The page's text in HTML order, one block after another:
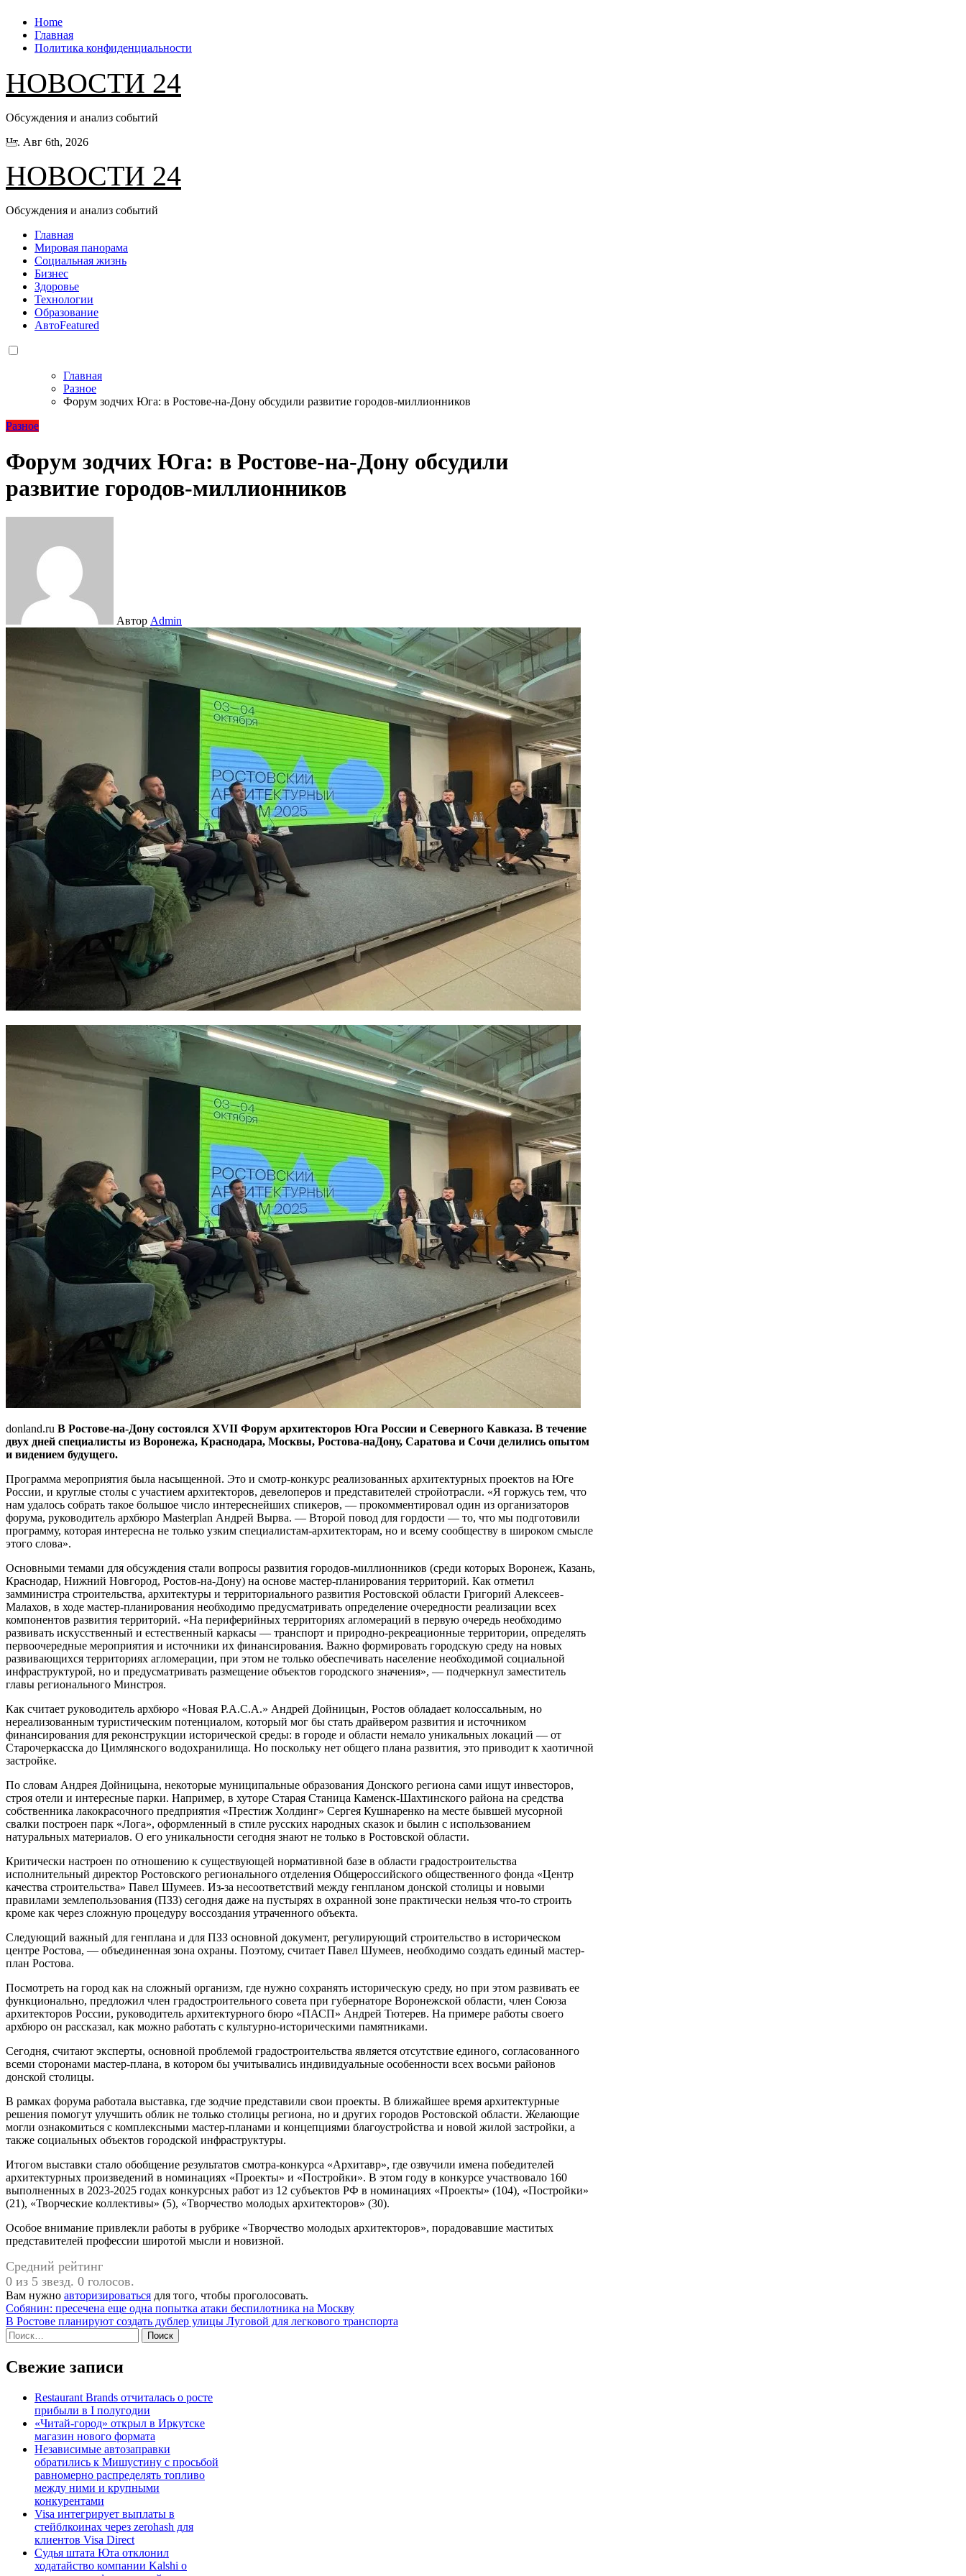
Перейти
содержанию
Home
Главная
Политика конфиденциальности
НОВОСТИ 24
Обсуждения и анализ событий
Чт. Авг 6th, 2026
НОВОСТИ 24
Обсуждения и анализ событий
Главная
Мировая панорама
Социальная жизнь
Бизнес
Здоровье
Технологии
Образование
АвтоFeatured
Главная
Разное
Форум зодчих Юга: в Ростове-на-Дону обсудили развитие городов-миллионников
Разное
Форум зодчих Юга: в Ростове-на-Дону обсудили
развитие городов-миллионников
Автор Admin
donland.ru В Ростове-на-Дону состоялся XVII Форум архитекторов Юга России и Северного Кавказа. В течение
двух дней специалисты из Воронежа, Краснодара, Москвы, Ростова-наДону, Саратова и Сочи делились опытом
и видением будущего.
Программа мероприятия была насыщенной. Это и смотр-конкурс реализованных архитектурных проектов на Юге
России, и круглые столы с участием архитекторов, девелоперов и представителей стройотрасли. «Я горжусь тем, что
нам удалось собрать такое большое число интереснейших спикеров, — прокомментировал один из организаторов
форума, руководитель архбюро Masterplan Андрей Вырва. — Второй повод для гордости — то, что мы подготовили
программу, которая интересна не только узким специалистам-архитекторам, но и всему сообществу в широком смысле
этого слова».
Основными темами для обсуждения стали вопросы развития городов-миллионников (среди которых Воронеж, Казань,
Краснодар, Нижний Новгород, Ростов-на-Дону) на основе мастер-планирования территорий. Как отметил
замминистра строительства, архитектуры и территориального развития Ростовской области Григорий Алексеев-
Малахов, в ходе мастер-планирования необходимо предусматривать определение очередности реализации всех
компонентов развития территорий. «На периферийных территориях агломераций в первую очередь необходимо
развивать искусственный и естественный каркасы — транспорт и природно-рекреационные территории, определять
первоочередные мероприятия и источники их финансирования. Важно формировать городскую среду на новых
развивающихся территориях агломерации, при этом не только обеспечивать население необходимой социальной
инфраструктурой, но и предусматривать размещение объектов городского значения», — подчеркнул заместитель
главы регионального Минстроя.
Как считает руководитель архбюро «Новая Р.А.С.А.» Андрей Дойницын, Ростов обладает колоссальным, но
нереализованным туристическим потенциалом, который мог бы стать драйвером развития и источником
финансирования для реконструкции исторической среды: в городе и области немало уникальных локаций — от
Старочеркасска до Цимлянского водохранилища. Но поскольку нет общего плана развития, это приводит к хаотичной
застройке.
По словам Андрея Дойницына, некоторые муниципальные образования Донского региона сами ищут инвесторов,
строя отели и интересные парки. Например, в хуторе Старая Станица Каменск-Шахтинского района на средства
собственника лакокрасочного предприятия «Престиж Холдинг» Сергея Кушнаренко на месте бывшей мусорной
свалки построен парк «Лога», оформленный в стиле русских народных сказок и былин с использованием
натуральных материалов. О его уникальности сегодня знают не только в Ростовской области.
Критически настроен по отношению к существующей нормативной базе в области градостроительства
исполнительный директор Ростовского регионального отделения Общероссийского общественного фонда «Центр
качества строительства» Павел Шумеев. Из-за несоответствий между генпланом донской столицы и новыми
правилами землепользования (ПЗЗ) сегодня даже на пустырях в охранной зоне практически нельзя что-то строить
кроме как через сложную процедуру воссоздания утраченного объекта.
Следующий важный для генплана и для ПЗЗ основной документ, регулирующий строительство в историческом
центре Ростова, — объединенная зона охраны. Поэтому, считает Павел Шумеев, необходимо создать единый мастер-
план Ростова.
Посмотреть на город как на сложный организм, где нужно сохранять историческую среду, но при этом развивать ее
функционально, предложил член градостроительного совета при губернаторе Воронежской области, член Союза
архитекторов России, руководитель архитектурного бюро «ПАСП» Андрей Тютерев. На примере работы своего
архбюро он рассказал, как можно работать с культурно-историческими памятниками.
Сегодня, считают эксперты, основной проблемой градостроительства является отсутствие единого, согласованного
всеми сторонами мастер-плана, в котором бы учитывались индивидуальные особенности всех восьми районов
донской столицы.
В рамках форума работала выставка, где зодчие представили свои проекты. В ближайшее время архитектурные
решения помогут улучшить облик не только столицы региона, но и других городов Ростовской области. Желающие
могли ознакомиться с комплексными мастер-планами и концепциями благоустройства и новой жилой застройки, а
также социальных объектов городской инфраструктуры.
Итогом выставки стало обобщение результатов смотра-конкурса «Архитавр», где озвучили имена победителей
архитектурных произведений в номинациях «Проекты» и «Постройки». В этом году в конкурсе участвовало 160
выполненных в 2023-2025 годах конкурсных работ из 12 субъектов РФ в номинациях «Проекты» (104), «Постройки»
(21), «Творческие коллективы» (5), «Творчество молодых архитекторов» (30).
Особое внимание привлекли работы в рубрике «Творчество молодых архитекторов», порадовавшие маститых
представителей профессии широтой мысли и новизной.
Средний рейтинг
0 из 5 звезд. 0 голосов.
Вам нужно авторизироваться для того, чтобы проголосовать.
Навигация
по
записям
Собянин: пресечена еще одна попытка атаки беспилотника на Москву
В Ростове планируют создать дублер улицы Луговой для легкового транспорта
Найти:
Свежие записи
Restaurant Brands отчиталась о росте
прибыли в I полугодии
«Читай-город» открыл в Иркутске
магазин нового формата
Независимые автозаправки
обратились к Мишустину с просьбой
равномерно распределять топливо
между ними и крупными
конкурентами
Visa интегрирует выплаты в
стейблкоинах через zerohash для
клиентов Visa Direct
Судья штата Юта отклонил
ходатайство компании Kalshi о